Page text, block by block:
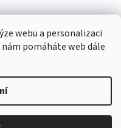
webu a personalizaci
pomáháte web dále